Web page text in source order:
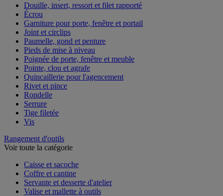
Douille, insert, ressort et filet rapporté
Écrou
Garniture pour porte, fenêtre et portail
Joint et circlips
Paumelle, gond et penture
Pieds de mise à niveau
Poignée de porte, fenêtre et meuble
Pointe, clou et agrafe
Quincaillerie pour l'agencement
Rivet et pince
Rondelle
Serrure
Tige filetée
Vis
Rangement d'outils
Voir toute la catégorie
Caisse et sacoche
Coffre et cantine
Servante et desserte d'atelier
Valise et mallette à outils